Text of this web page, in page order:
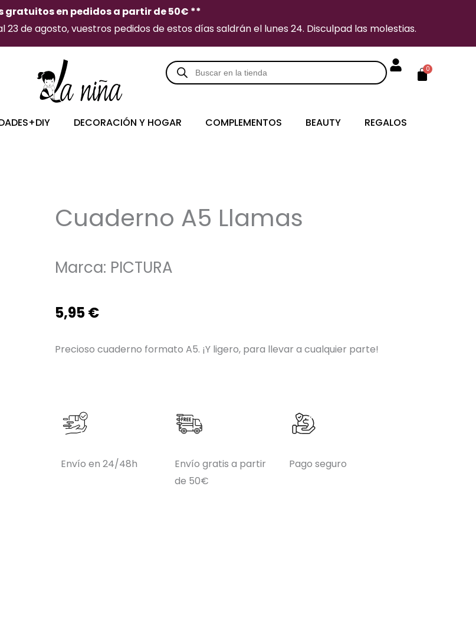
gratuitos en pedidos a partir de 50€ **
23 de agosto, vuestros pedidos de estos días saldrán el lunes 24. Disculpad las molestias.
Búsqueda
de
productos
0
Carrito
DECORACIÓN Y HOGAR COMPLEMENTOS BEAUTY REGALOS
Cuaderno A5 Llamas
Marca: PICTURA
5,95€
Precioso cuaderno formato A5. ¡Y ligero, para llevar a cualquier parte!
Envío en 24/48h
Envío gratis a partir
de 50€
Pago seguro